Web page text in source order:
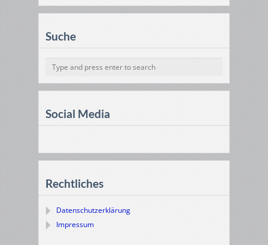
Suche
Social Media
Rechtliches
Datenschutzerklärung
Impressum